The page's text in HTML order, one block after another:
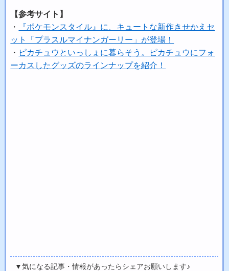
【参考サイト】
・
『ポケモンスタイル』に、キュートな新作きせかえセ
ット「プラスルマイナンガーリー」が登場！
・ ピカチュウといっしょに暮らそう。ピカチュウにフォ
ーカスしたグッズのラインナップを紹介！
▼気になる記事・情報があったらシェアお願いします♪